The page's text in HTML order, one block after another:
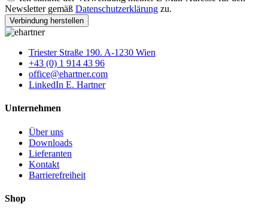
Newsletter gemäß Datenschutzerklärung zu.
Verbindung herstellen
Triester Straße 190. A-1230 Wien
+43 (0) 1 914 43 96
office@ehartner.com
LinkedIn E. Hartner
Unternehmen
Über uns
Downloads
Lieferanten
Kontakt
Barrierefreiheit
Shop